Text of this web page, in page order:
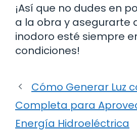
¡Así que no dudes en
a la obra y asegurarte
inodoro esté siempre
condiciones!
Cómo Generar Luz
Completa para
Energía Hidroeléctrica